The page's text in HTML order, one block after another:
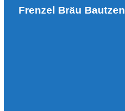
Frenzel Bräu Bautzen